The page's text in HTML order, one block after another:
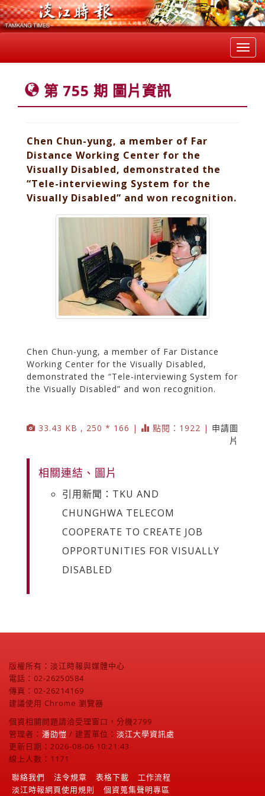
第 755 期 圖片資訊
Chen Chun-yung, a member of Far
Distance Working Center for the
Visually Disabled, demonstrated the
“Tele-interviewing System for the
Visually Disabled” and won recognition.
Chen Chun-yung, a member of Far Distance
Working Center for the Visually Disabled,
demonstrated the “Tele-interviewing System for
the Visually Disabled” and won recognition.
33.43 KB , 250 * 166 | 點閱：1922 | 申請圖
片
相關連結、圖片
引用新聞：TKU AND
CHUNGHWA TELECOM
COOPERATE TO CREATE JOB
OPPORTUNITIES FOR VISUALLY
DISABLED
版權所有：淡江時報與媒體中心
電話：02-26250584
傳真：02-26214169
建議使用 Chrome 瀏覽器
個資相關問題請洽受理窗口，分機2799
管理者： 潘劭愷 / 建置單位： 淡江大學資訊處
更新日期：2026-08-06 10:21:43
線上人數：1171
聯絡我們
法令規章 表格下載
工作流程
淡江時報網頁使用規則
個資蒐集聲明專區